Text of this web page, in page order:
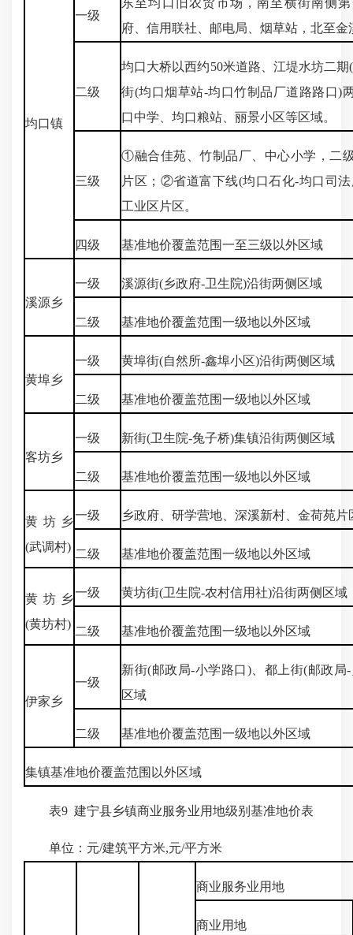
均口镇
一级
东至均口旧农贸市场，南至横街南侧
府、信用联社、邮电局、烟草站，北至金
二级
均口大桥以西约50米道路、江堤水坊二
街(均口烟草站-均口竹制品厂道路路口)
口中学、均口粮站、丽景小区等区域。
三级
①融合佳苑、竹制品厂、中心小学，二
片区；②省道富下线(均口石化-均口司
工业区片区。
四级 基准地价覆盖范围一至三级以外区域
溪源乡
一级 溪源街(乡政府-卫生院)沿街两侧区域
二级 基准地价覆盖范围一级地以外区域
黄埠乡
一级 黄埠街(自然所-鑫埠小区)沿街两侧区域
二级 基准地价覆盖范围一级地以外区域
客坊乡
一级 新街(卫生院-兔子桥)集镇沿街两侧区域
二级 基准地价覆盖范围一级地以外区域
黄坊乡
(武调村)
一级 乡政府、研学营地、深溪新村、金荷苑片
二级 基准地价覆盖范围一级地以外区域
黄坊乡
(黄坊村)
一级 黄坊街(卫生院-农村信用社)沿街两侧区域
二级 基准地价覆盖范围一级地以外区域
伊家乡
一级
新街(邮政局-小学路口)、都上街(邮政局
区域
二级 基准地价覆盖范围一级地以外区域
集镇基准地价覆盖范围以外区域
表9 建宁县乡镇商业服务业用地级别基准地价表
单位：元/建筑平方米,元/平方米
商业服务业用地
商业用地